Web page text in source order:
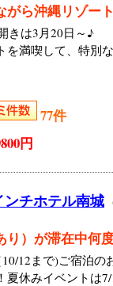
ら沖縄リゾー
きは3月20日～♪
を満喫して、特別
77件
円
チホテル南城
）が滞在中何
12まで)ご宿泊
夏休みイベントは